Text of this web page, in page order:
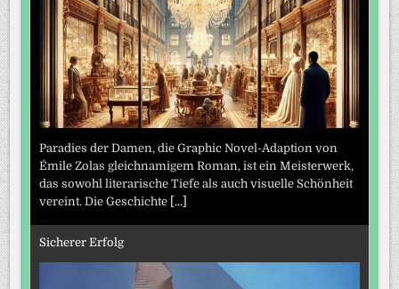
Paradies der Damen, die Graphic Novel-Adaption von
Émile Zolas gleichnamigem Roman, ist ein Meisterwerk,
das sowohl literarische Tiefe als auch visuelle Schönheit
vereint. Die Geschichte [...]
Sicherer Erfolg